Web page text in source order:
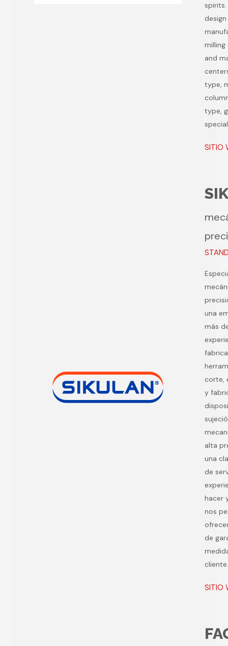
spirits.
milling
and
type,
type,
SITIO
una
más
corte,
y
alta
una
de
hacer
nos
de
SITIO